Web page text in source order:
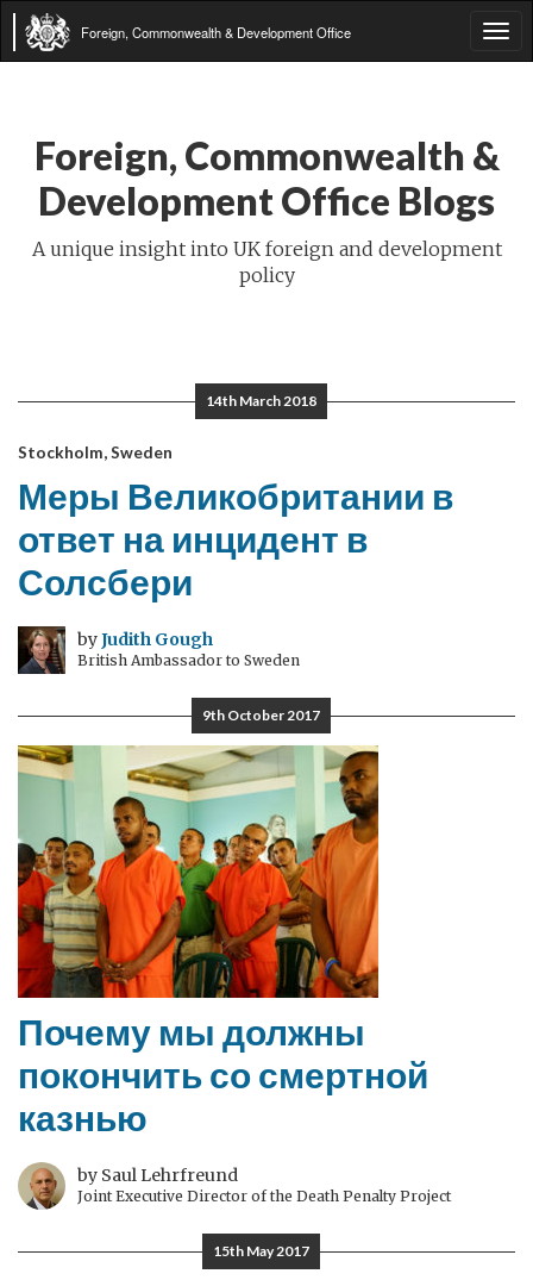
Foreign, Commonwealth & Development Office
Foreign, Commonwealth &
Development Office Blogs
A unique insight into UK foreign and development
policy
14th March 2018
Stockholm, Sweden
Меры Великобритании в
ответ на инцидент в
Солсбери
byJudith Gough
British Ambassador to Sweden
9th October 2017
Почему мы должны
покончить со смертной
казнью
by Saul Lehrfreund
Joint Executive Director of the Death Penalty Project
15th May 2017